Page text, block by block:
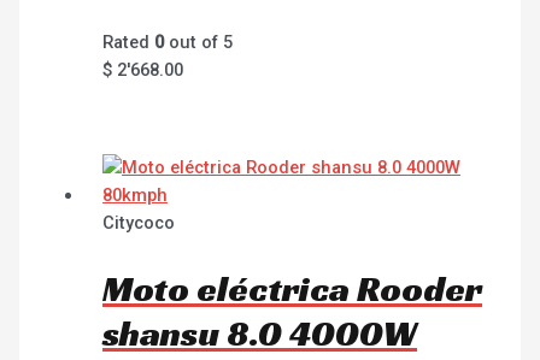
Rated 0out of 5
$ 2'668.00
Citycoco
Moto eléctrica Rooder
shansu 8.0 4000W